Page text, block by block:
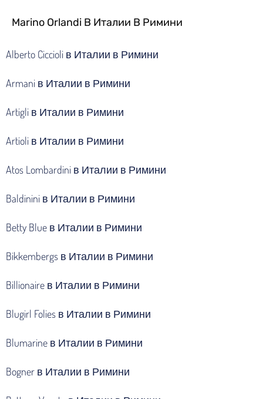
Marino Orlandi В Италии В Римини
Alberto Ciccioli в Италии в Римини
Armani в Италии в Римини
Artigli в Италии в Римини
Artioli в Италии в Римини
Atos Lombardini в Италии в Римини
Baldinini в Италии в Римини
Betty Blue в Италии в Римини
Bikkembergs в Италии в Римини
Billionaire в Италии в Римини
Blugirl Folies в Италии в Римини
Blumarine в Италии в Римини
Bogner в Италии в Римини